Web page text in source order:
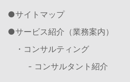
サイトマップ
サービス紹介（業務案内）
・コンサルティング
- コンサルタント紹介